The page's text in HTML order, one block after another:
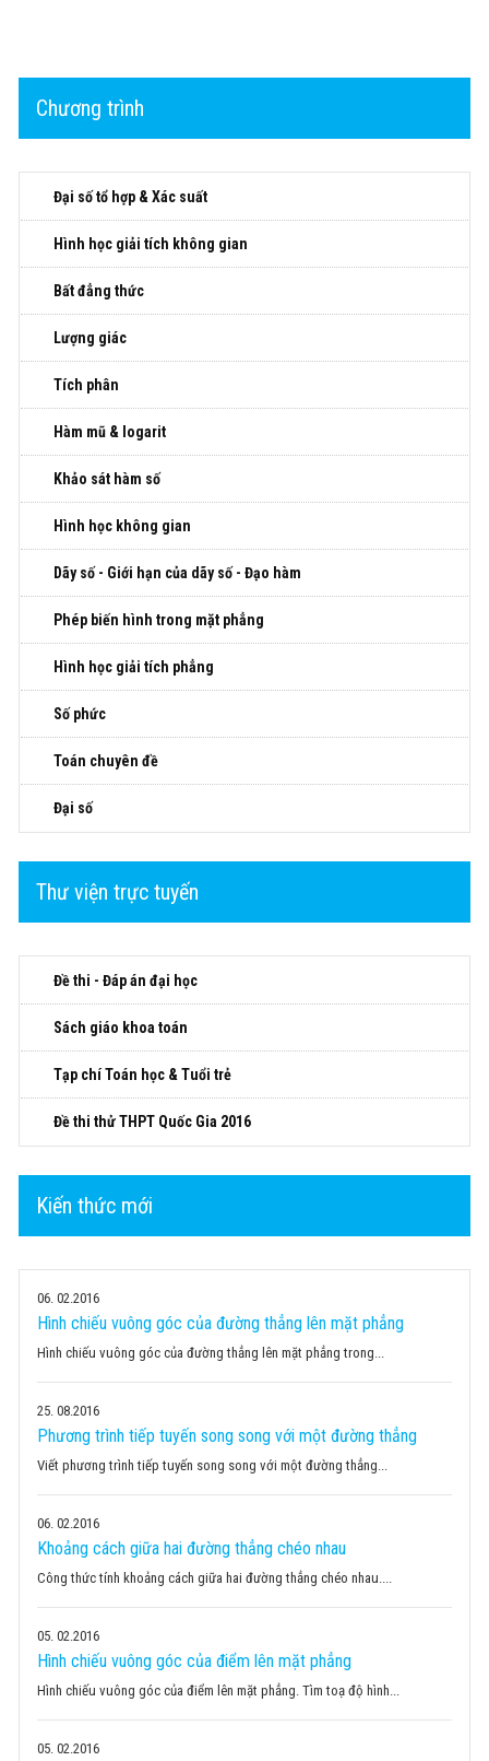
Chương trình
Đại số tổ hợp & Xác suất
Hình học giải tích không gian
Bất đẳng thức
Lượng giác
Tích phân
Hàm mũ & logarit
Khảo sát hàm số
Hình học không gian
Dãy số - Giới hạn của dãy số - Đạo hàm
Phép biến hình trong mặt phẳng
Hình học giải tích phẳng
Số phức
Toán chuyên đề
Đại số
Thư viện trực tuyến
Đề thi - Đáp án đại học
Sách giáo khoa toán
Tạp chí Toán học & Tuổi trẻ
Đề thi thử THPT Quốc Gia 2016
Kiến thức mới
06 02.2016
Hình chiếu vuông góc của đường thẳng lên mặt phẳng
Hình chiếu vuông góc của đường thẳng lên mặt phẳng trong...
25 08.2016
Phương trình tiếp tuyến song song với một đường thẳng
Viết phương trình tiếp tuyến song song với một đường thẳng...
06 02.2016
Khoảng cách giữa hai đường thẳng chéo nhau
Công thức tính khoảng cách giữa hai đường thẳng chéo nhau....
05 02.2016
Hình chiếu vuông góc của điểm lên mặt phẳng
Hình chiếu vuông góc của điểm lên mặt phẳng. Tìm toạ độ hình...
05 02.2016